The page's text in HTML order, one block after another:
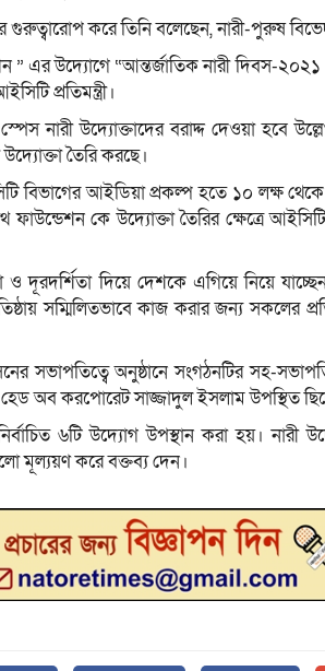
গুরুত্বারোপ করে তিনি বলেছেন, নারী-পুরুষ
” এর উদ্যোগে “আন্তর্জাতিক নারী দিবস-
প্রতিমন্ত্রী।
নারী উদ্যোক্তাদের বরাদ্দ দেওয়া হবে
তৈরি করছে।
বিভাগের আইডিয়া প্রকল্প হতে ১০ লক্ষ
কে উদ্যোক্তা তৈরির ক্ষেত্রে
ও দূরদর্শিতা দিয়ে দেশকে এগিয়ে নিয়ে
সম্মিলিতভাবে কাজ করার জন্য সকলের
সভাপতিত্বে অনুষ্ঠানে সংগঠনটির সহ-
অব করপোরেট সাজ্জাদুল ইসলাম উপস্থিত
৬টি উদ্যোগ উপস্থান করা হয়। নারী
মূল্যয়ণ করে বক্তব্য দেন।